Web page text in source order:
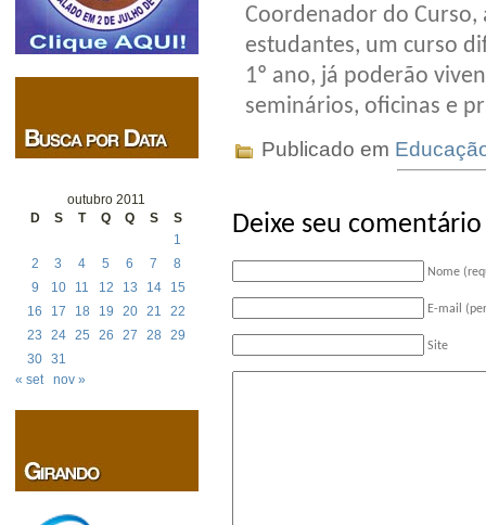
outubro 2011
D
S T Q Q S
S
1
2
3 4 5 6 7
8
9
10 11 12 13 14
15
16
17 18 19 20 21
22
23
24 25 26 27 28
29
30 31
« set
nov »
Coordenador do Curso,
estudantes, um curso
1º ano, já poderão
seminários, oficinas e
Publicado em
Deixe seu comentário
Nome
E-mail
Site